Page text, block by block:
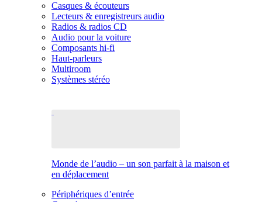
Casques & écouteurs
Lecteurs & enregistreurs audio
Radios & radios CD
Audio pour la voiture
Composants hi-fi
Haut-parleurs
Multiroom
Systèmes stéréo
Monde de l’audio – un son parfait à la maison et
en déplacement
Périphériques d’entrée